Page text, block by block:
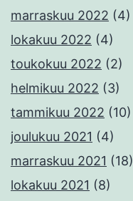
marraskuu 2022 (4)
lokakuu 2022 (4)
toukokuu 2022 (2)
helmikuu 2022 (3)
tammikuu 2022 (10)
joulukuu 2021 (4)
marraskuu 2021 (18)
lokakuu 2021 (8)